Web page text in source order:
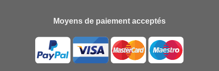
Moyens de paiement acceptés